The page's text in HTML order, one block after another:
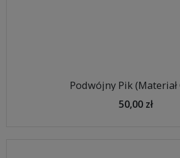
Podwójny Pik (Materiał
50,00 zł